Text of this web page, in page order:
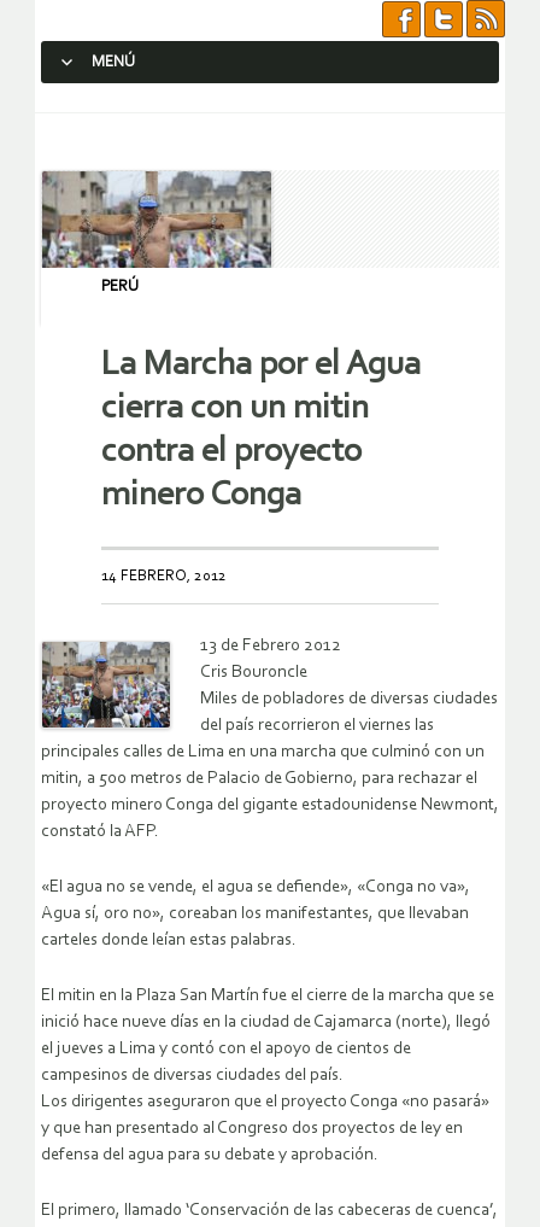
MENÚ
PERÚ
La Marcha por el Agua
cierra con un mitin
contra el proyecto
minero Conga
14 FEBRERO, 2012
13 de Febrero 2012
Cris Bouroncle
Miles de pobladores de diversas ciudades
del país recorrieron el viernes las
principales calles de Lima en una marcha que culminó con un
mitin, a 500 metros de Palacio de Gobierno, para rechazar el
proyecto minero Conga del gigante estadounidense Newmont,
constató la AFP.
«El agua no se vende, el agua se defiende», «Conga no va»,
Agua sí, oro no», coreaban los manifestantes, que llevaban
carteles donde leían estas palabras.
El mitin en la Plaza San Martín fue el cierre de la marcha que se
inició hace nueve días en la ciudad de Cajamarca (norte), llegó
el jueves a Lima y contó con el apoyo de cientos de
campesinos de diversas ciudades del país.
Los dirigentes aseguraron que el proyecto Conga «no pasará»
y que han presentado al Congreso dos proyectos de ley en
defensa del agua para su debate y aprobación.
El primero, llamado ‘Conservación de las cabeceras de cuenca’,